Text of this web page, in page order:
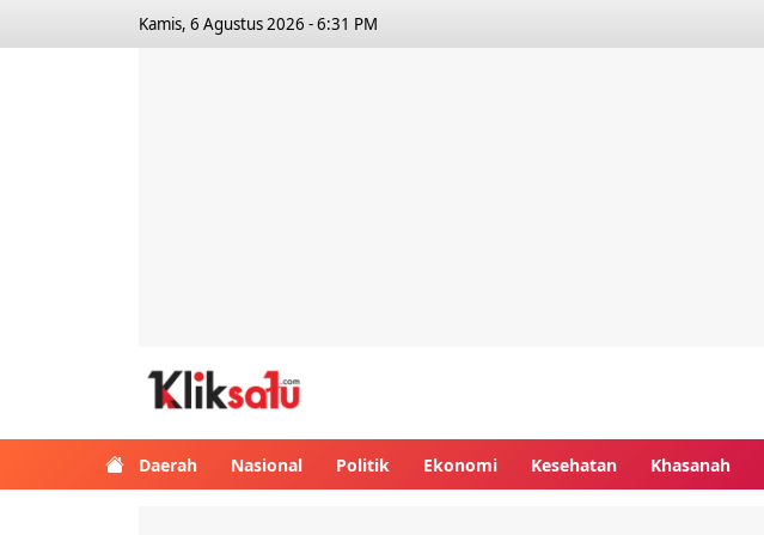
Kamis, 6 Agustus 2026 - 6:31 PM
Daerah Nasional Politik Ekonomi Kesehatan Khasanah